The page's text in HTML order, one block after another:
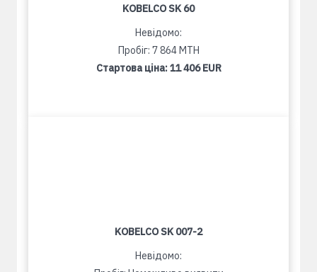
KOBELCO SK 60
Невідомо:
Пробіг: 7 864 MTH
Стартова ціна:11 406 EUR
KOBELCO SK 007-2
Невідомо: